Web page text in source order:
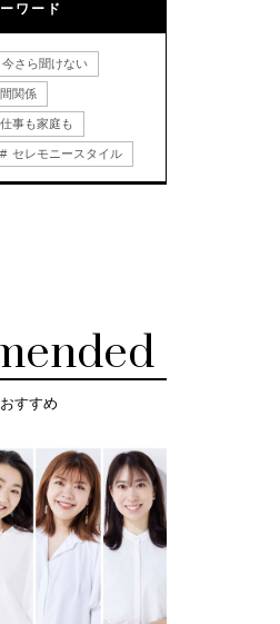
ワード
今さら聞けない
間関係
仕事も家庭も
セレモニースタイル
すすめ